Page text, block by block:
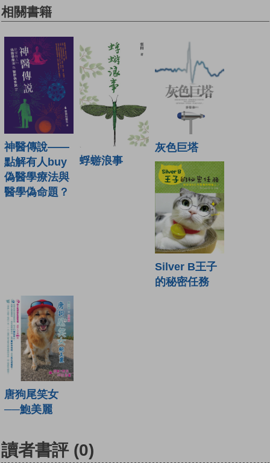
相關書籍
神醫傳說——
點解有人buy
偽醫學療法與
醫學偽命題？
蜉蝣浪事
灰色巨塔
Silver B王子
的秘密任務
唐狗尾笑女
──鮑美麗
讀者書評 (0)